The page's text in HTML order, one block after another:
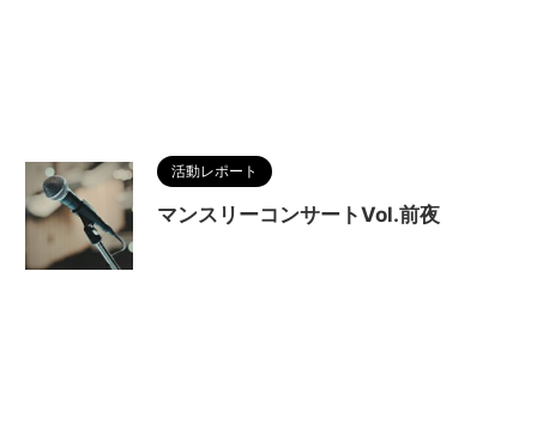
活動レポート
マンスリーコンサートVol.前夜